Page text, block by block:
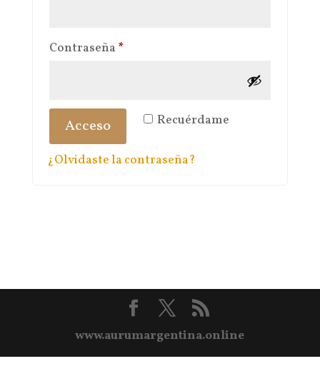
Contraseña *Obligatorio
Recuérdame
Acceso
¿Olvidaste la contraseña?
www.aurumargentina.online